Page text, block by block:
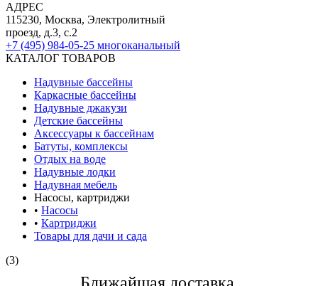
АДРЕС
115230, Москва, Электролитный
проезд, д.3, с.2
+7 (495) 984-05-25 многоканальный
КАТАЛОГ ТОВАРОВ
Надувные бассейны
Каркасные бассейны
Надувные джакузи
Детские бассейны
Аксессуары к бассейнам
Батуты, комплексы
Отдых на воде
Надувные лодки
Надувная мебель
Насосы, картриджи
• Насосы
• Картриджи
Товары для дачи и сада
(3)
Ближайшая доставкa